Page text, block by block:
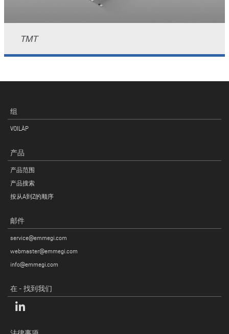
TMT
组
VOILÀP
产品
产品范围
产品搜索
按从A到Z的顺序
邮件
service@emmegi.com
webmaster@emmegi.com
info@emmegi.com
在 - 找到我们